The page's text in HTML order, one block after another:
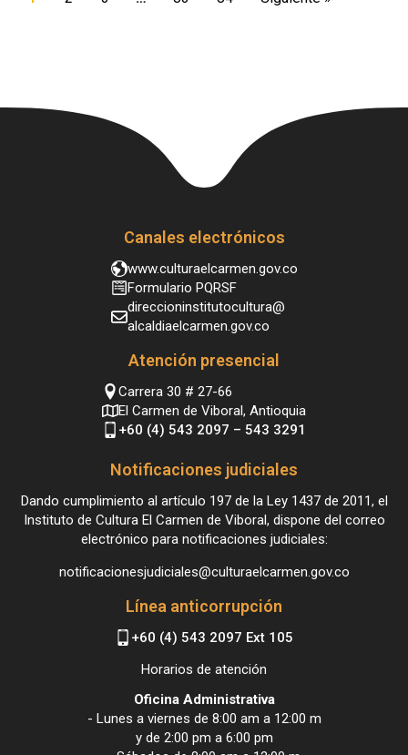
Canales electrónicos
www.culturaelcarmen.gov.co
Formulario PQRSF
direccioninstitutocultura@
alcaldiaelcarmen.gov.co
Atención presencial
Carrera 30 # 27-66
El Carmen de Viboral, Antioquia
+60 (4) 543 2097 – 543 3291
Notificaciones judiciales
Dando cumplimiento al artículo 197 de la Ley 1437 de 2011, el
Instituto de Cultura El Carmen de Viboral, dispone del correo
electrónico para notificaciones judiciales:
notificacionesjudiciales@culturaelcarmen.gov.co
Línea anticorrupción
+60 (4) 543 2097 Ext 105
Horarios de atención
Oficina Administrativa
- Lunes a viernes de 8:00 am a 12:00 m
y de 2:00 pm a 6:00 pm